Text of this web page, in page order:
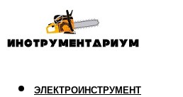
ЭЛЕКТРОИНСТРУМЕНТ